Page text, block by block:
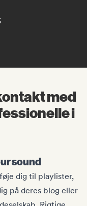
med
i
sound
dig til playlister,
på deres blog eller